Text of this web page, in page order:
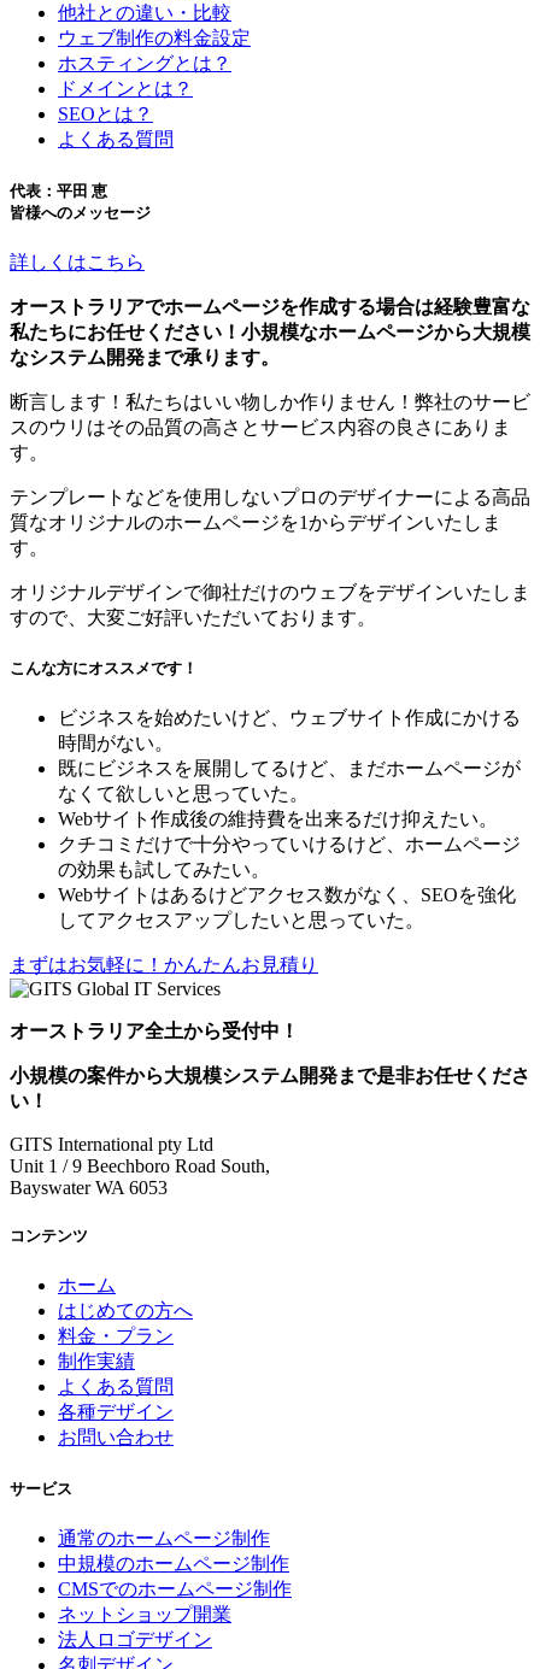
他社との違い・比較
ウェブ制作の料金設定
ホスティングとは？
ドメインとは？
SEOとは？
よくある質問
代表：平田 恵
皆様へのメッセージ
詳しくはこちら
オーストラリアでホームページを作成する場合は経験豊富な
私たちにお任せください！小規模なホームページから大規模
なシステム開発まで承ります。
断言します！私たちはいい物しか作りません！弊社のサービ
スのウリはその品質の高さとサービス内容の良さにありま
す。
テンプレートなどを使用しないプロのデザイナーによる高品
質なオリジナルのホームページを1からデザインいたしま
す。
オリジナルデザインで御社だけのウェブをデザインいたしま
すので、大変ご好評いただいております。
こんな方にオススメです！
ビジネスを始めたいけど、ウェブサイト作成にかける
時間がない。
既にビジネスを展開してるけど、まだホームページが
なくて欲しいと思っていた。
Webサイト作成後の維持費を出来るだけ抑えたい。
クチコミだけで十分やっていけるけど、ホームページ
の効果も試してみたい。
Webサイトはあるけどアクセス数がなく、SEOを強化
してアクセスアップしたいと思っていた。
まずはお気軽に！かんたんお見積り
オーストラリア全土から受付中！
小規模の案件から大規模システム開発まで是非お任せくださ
い！
GITS International pty Ltd
Unit 1 / 9 Beechboro Road South,
Bayswater WA 6053
コンテンツ
ホーム
はじめての方へ
料金・プラン
制作実績
よくある質問
各種デザイン
お問い合わせ
サービス
通常のホームページ制作
中規模のホームページ制作
CMSでのホームページ制作
ネットショップ開業
法人ロゴデザイン
名刺デザイン